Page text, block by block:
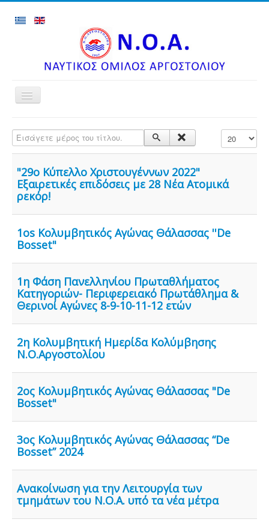
Toggle
Navigation
Ανακοινώσεις
Αποτελέσματα Αγώνων
Εγκαταστάσεις
Επιτυχίες Τμημάτων
Επικοινωνία
Σύνδεσμοι
Εισάγετε μέρος του τίτλου. Εμφάνιση #
"29ο Κύπελλο Χριστουγέννων 2022"
Εξαιρετικές επιδόσεις με 28 Νέα Ατομικά
ρεκόρ!
1os Κολυμβητικός Αγώνας Θάλασσας ''De
Bosset"
1η Φάση Πανελληνίου Πρωταθλήματος
Κατηγοριών- Περιφερειακό Πρωτάθλημα &
Θερινοί Αγώνες 8-9-10-11-12 ετών
2η Κολυμβητική Ημερίδα Κολύμβησης
Ν.Ο.Αργοστολίου
2ος Κολυμβητικός Αγώνας Θάλασσας "De
Bosset"
3ος Κολυμβητικός Αγώνας Θάλασσας “De
Bosset” 2024
Ανακοίνωση για την Λειτουργία των
τμημάτων του Ν.Ο.Α. υπό τα νέα μέτρα